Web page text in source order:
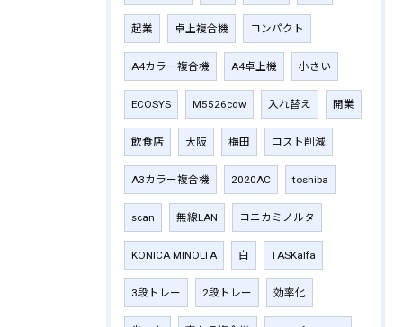
起業 卓上複合機 コンパクト
A4カラー複合機 A4卓上機 小さい
ECOSYS M5526cdw 入れ替え 開業
飲食店 大阪 梅田 コスト削減
A3カラー複合機 2020AC toshiba
scan 無線LAN コニカミノルタ
KONICA MINOLTA 白 TASKalfa
3段トレー 2段トレー 効率化